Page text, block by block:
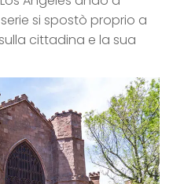
si spostò proprio a
cittadina e la sua